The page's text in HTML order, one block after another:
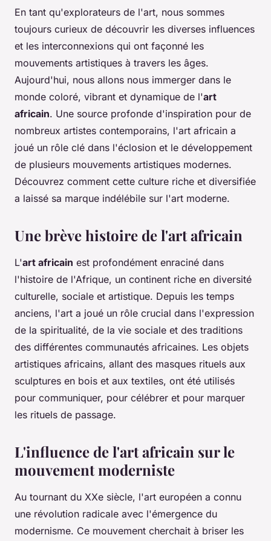
En tant qu'explorateurs de l'art, nous sommes
toujours curieux de découvrir les diverses influences
et les interconnexions qui ont façonné les
mouvements artistiques à travers les âges.
Aujourd'hui, nous allons nous immerger dans le
monde coloré, vibrant et dynamique de l'art
africain. Une source profonde d'inspiration pour de
nombreux artistes contemporains, l'art africain a
joué un rôle clé dans l'éclosion et le développement
de plusieurs mouvements artistiques modernes.
Découvrez comment cette culture riche et diversifiée
a laissé sa marque indélébile sur l'art moderne.
Une brève histoire de l'art africain
L'art africain est profondément enraciné dans
l'histoire de l'Afrique, un continent riche en diversité
culturelle, sociale et artistique. Depuis les temps
anciens, l'art a joué un rôle crucial dans l'expression
de la spiritualité, de la vie sociale et des traditions
des différentes communautés africaines. Les objets
artistiques africains, allant des masques rituels aux
sculptures en bois et aux textiles, ont été utilisés
pour communiquer, pour célébrer et pour marquer
les rituels de passage.
L'influence de l'art africain sur le
mouvement moderniste
Au tournant du XXe siècle, l'art européen a connu
une révolution radicale avec l'émergence du
modernisme. Ce mouvement cherchait à briser les